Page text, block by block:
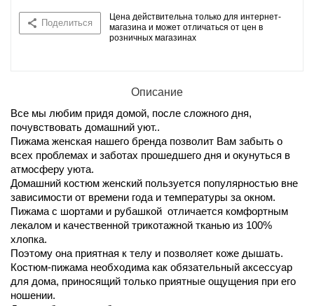
Поделиться
Цена действительна только для интернет-
магазина и может отличаться от цен в
розничных магазинах
Описание
Все мы любим придя домой, после сложного дня,
почувствовать домашний уют..
Пижама женская нашего бренда позволит Вам забыть о
всех проблемах и заботах прошедшего дня и окунуться в
атмосферу уюта.
Домашний костюм женский пользуется популярностью вне
зависимости от времени года и температуры за окном.
Пижама с шортами и рубашкой отличается комфортным
лекалом и качественной трикотажной тканью из 100%
хлопка.
Поэтому она приятная к телу и позволяет коже дышать.
Костюм-пижама необходима как обязательный аксессуар
для дома, приносящий только приятные ощущения при его
ношении.